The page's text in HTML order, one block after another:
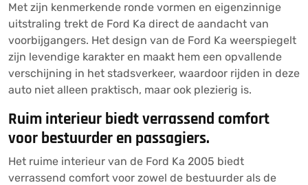
Met zijn kenmerkende ronde vormen en eigenzinnige
uitstraling trekt de Ford Ka direct de aandacht van
voorbijgangers. Het design van de Ford Ka weerspiegelt
zijn levendige karakter en maakt hem een opvallende
verschijning in het stadsverkeer, waardoor rijden in deze
auto niet alleen praktisch, maar ook plezierig is.
Ruim interieur biedt verrassend comfort
voor bestuurder en passagiers.
Het ruime interieur van de Ford Ka 2005 biedt
verrassend comfort voor zowel de bestuurder als de